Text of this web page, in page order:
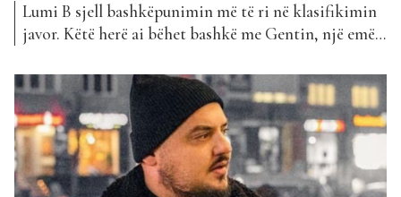
Lumi B sjell bashkëpunimin më të ri në klasifikimin
javor. Këtë herë ai bëhet bashkë me Gentin, një emër
më e re e javës në “The Top List”. Genti dhe Lumi B
sjellin një atmosferë të fuqishme dhe ritmike me...